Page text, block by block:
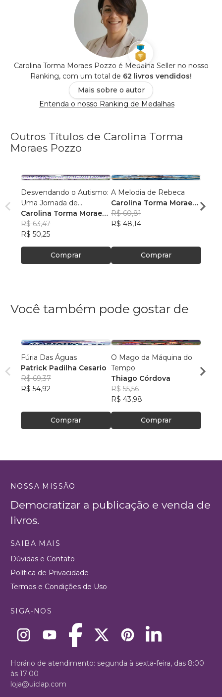
Carolina Torma Moraes Pozzo é Medalha Seller no nosso
Ranking, com um total de 62 livros vendidos!
Mais sobre o autor
Entenda o nosso Ranking de Medalhas
Outros Títulos de Carolina Torma
Moraes Pozzo
Desvendando o Autismo:
Uma Jornada de
Autodescoberta e
Crescimento
Carolina Torma Moraes
Pozzo
R$ 63,47
R$ 50,25
Comprar
A Melodia de Rebeca
Carolina Torma Moraes
Pozzo
R$ 60,81
R$ 48,14
Comprar
Você também pode gostar de
Fúria Das Águas
Patrick Padilha Cesario
R$ 69,37
R$ 54,92
Comprar
O Mago da Máquina do
Tempo
Thiago Córdova
R$ 55,56
R$ 43,98
Comprar
os
NOSSA MISSÃO
Democratizar a publicação e venda de
livros.
SAIBA MAIS
Dúvidas e Contato
Política de Privacidade
Termos e Condições de Uso
SIGA-NOS
Horário de atendimento: segunda à sexta-feira, das 8:00
às 17:00
loja@uiclap.com